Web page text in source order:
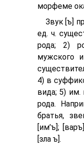
морфеме
Звук [ъ]
ед. ч.
рода; 2)
мужского
4) в
вида; 5) им.
рода.
братья,
[им’ъ];
[зла ъ].